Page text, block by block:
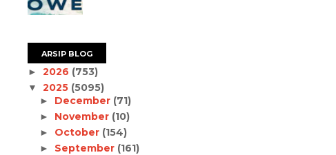
ARSIP BLOG
► 2026 (753)
▼ 2025 (5095)
► December (71)
► November (10)
► October (154)
► September (161)